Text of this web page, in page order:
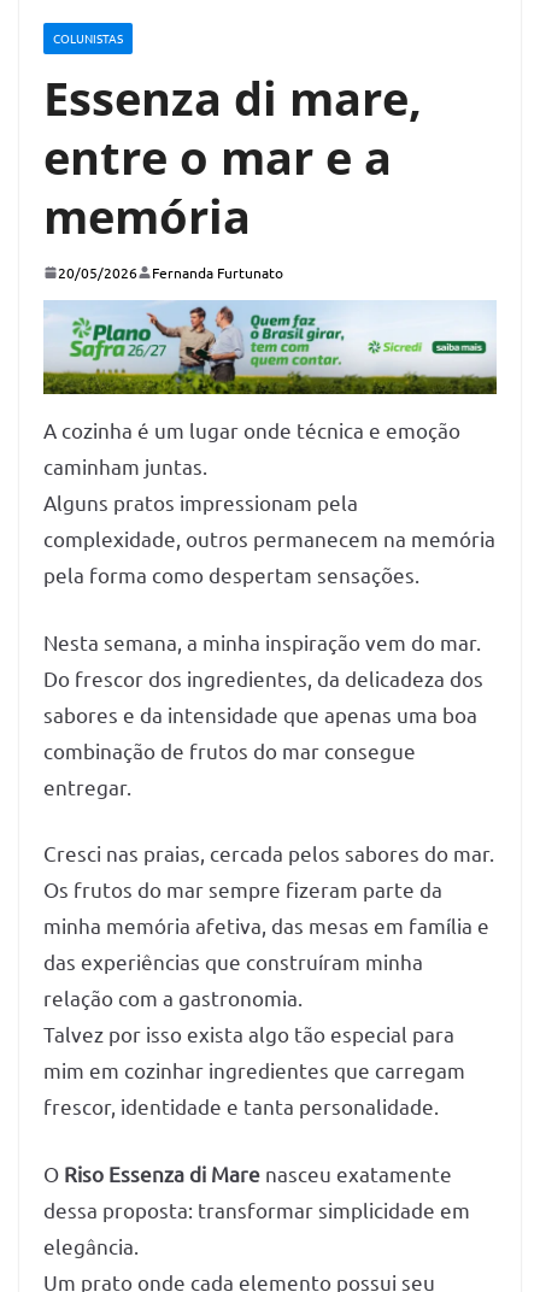
COLUNISTAS
Essenza di mare,
entre o mar e a
memória
20/05/2026 Fernanda Furtunato
A cozinha é um lugar onde técnica e emoção
caminham juntas.
Alguns pratos impressionam pela
complexidade, outros permanecem na memória
pela forma como despertam sensações.
Nesta semana, a minha inspiração vem do mar.
Do frescor dos ingredientes, da delicadeza dos
sabores e da intensidade que apenas uma boa
combinação de frutos do mar consegue
entregar.
Cresci nas praias, cercada pelos sabores do mar.
Os frutos do mar sempre fizeram parte da
minha memória afetiva, das mesas em família e
das experiências que construíram minha
relação com a gastronomia.
Talvez por isso exista algo tão especial para
mim em cozinhar ingredientes que carregam
frescor, identidade e tanta personalidade.
O Riso Essenza di Mare nasceu exatamente
dessa proposta: transformar simplicidade em
elegância.
Um prato onde cada elemento possui seu